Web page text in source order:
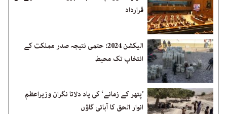
قرارداد
الیکشن 2024: حتمی نتیجہ صدر مملکت کے
انتخاب تک محیط
’پتھر کے زمانے‘ کی یاد دلاتا نگران وزیراعظم
انوار الحق کا آبائی گاؤں